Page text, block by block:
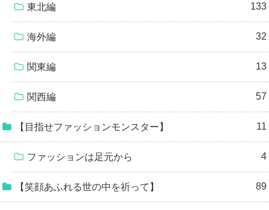
東北編 133
海外編 32
関東編 13
関西編 57
【目指せファッションモンスター】 11
ファッションは足元から 4
【笑顔あふれる世の中を祈って】 89